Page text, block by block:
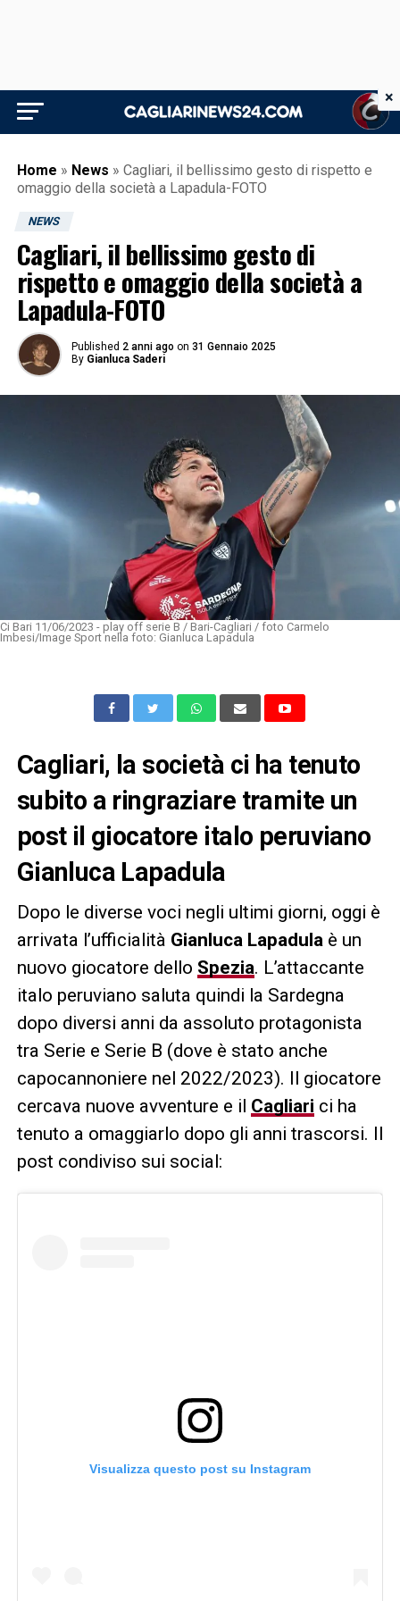
Home » News » Cagliari, il bellissimo gesto di rispetto e
omaggio della società a Lapadula-FOTO
NEWS
Cagliari, il bellissimo gesto di
rispetto e omaggio della società a
Lapadula-FOTO
Published 2 anni ago on 31 Gennaio 2025
By Gianluca Saderi
Ci Bari 11/06/2023 - play off serie B / Bari-Cagliari / foto Carmelo
Imbesi/Image Sport nella foto: Gianluca Lapadula
Cagliari, la società ci ha tenuto
subito a ringraziare tramite un
post il giocatore italo peruviano
Gianluca Lapadula
Dopo le diverse voci negli ultimi giorni, oggi è
arrivata l’ufficialità Gianluca Lapadulaè un
nuovo giocatore dello Spezia. L’attaccante
italo peruviano saluta quindi la Sardegna
dopo diversi anni da assoluto protagonista
tra Serie e Serie B (dove è stato anche
capocannoniere nel 2022/2023). Il giocatore
cercava nuove avventure e il Cagliari ci ha
tenuto a omaggiarlo dopo gli anni trascorsi. Il
post condiviso sui social:
Visualizza questo post su Instagram
×